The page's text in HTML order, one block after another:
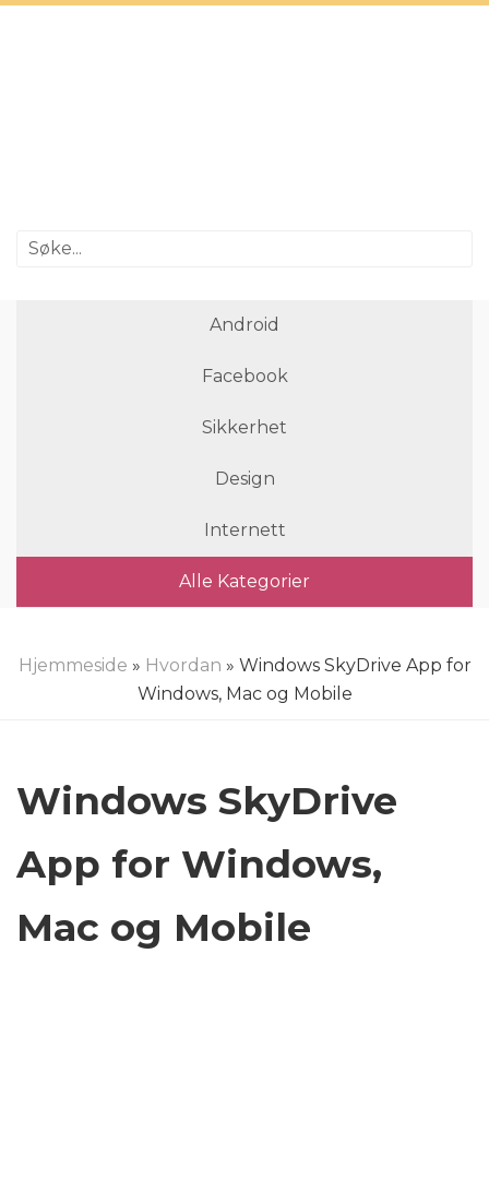
Android
Facebook
Sikkerhet
Design
Internett
Alle Kategorier
Hjemmeside » Hvordan » Windows SkyDrive App for
Windows, Mac og Mobile
Windows SkyDrive
App for Windows,
Mac og Mobile